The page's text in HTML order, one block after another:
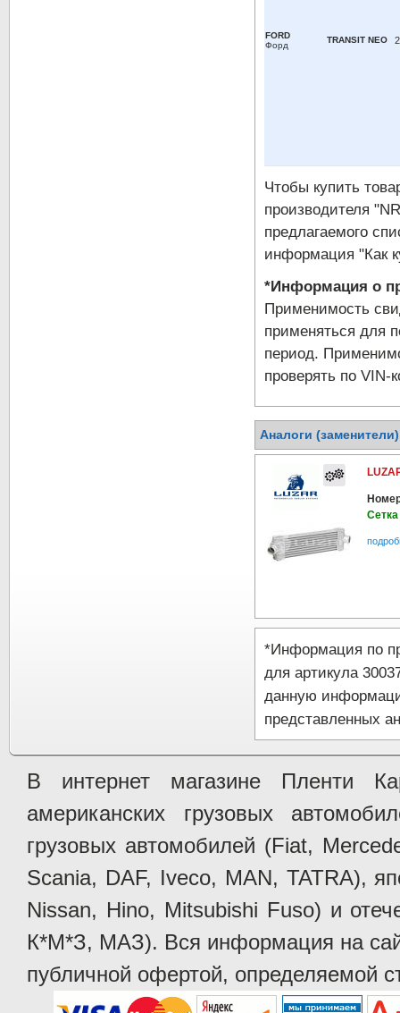
FORD
Форд
TRANSIT NEO
Чтобы купить
производителя
предлагаемого
информация "Как
*Информация о
Применимость
применяться для
период.
проверять по VIN-
Аналоги
*Информация по
для артикула
данную
представленных
В интернет магазине Пленти
американских грузовых
грузовых автомобилей (Fiat,
Scania, DAF, Iveco, MAN, TATRA),
Nissan, Hino, Mitsubishi Fuso) и
К*М*З, МАЗ). Вся информация на
публичной офертой, определяемой